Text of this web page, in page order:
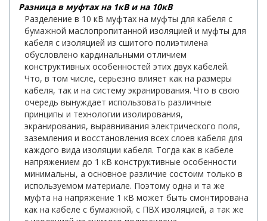
Разница в муфтах на 1кВ и на 10кВ
Разделение в 10 кВ муфтах на муфты для кабеля с
бумажной маслопропитанной изоляцией и муфты для
кабеля с изоляцией из сшитого полиэтилена
обусловлено кардинальными отличием
конструктивных особенностей этих двух кабелей.
Что, в том числе, серьезно влияет как на размеры
кабеля, так и на систему экранирования. Что в свою
очередь вынуждает использовать различные
принципы и технологии изолирования,
экранирования, выравнивания электрического поля,
заземления и восстановления всех слоев кабеля для
каждого вида изоляции кабеля. Тогда как в кабеле
напряжением до 1 кВ конструктивные особенности
минимальны, а основное различие состоим только в
используемом материале. Поэтому одна и та же
муфта на напряжение 1 кВ может быть смонтирована
как на кабеле с бумажной, с ПВХ изоляцией, а так же